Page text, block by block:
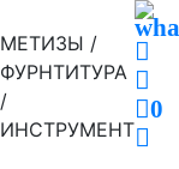
МЕТИЗЫ /
ФУРНТИТУРА
/
ИНСТРУМЕНТ
0